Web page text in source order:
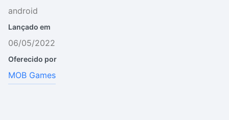
android
Lançado em
06/05/2022
Oferecido por
MOB Games